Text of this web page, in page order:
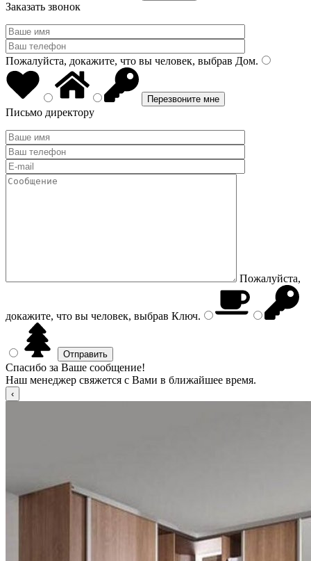
Заказать звонок
Пожалуйста, докажите, что вы человек, выбрав Дом.
Письмо директору
Пожалуйста,
докажите, что вы человек, выбрав Ключ.
Спасибо за Ваше сообщение!
Наш менеджер свяжется с Вами в ближайшее время.